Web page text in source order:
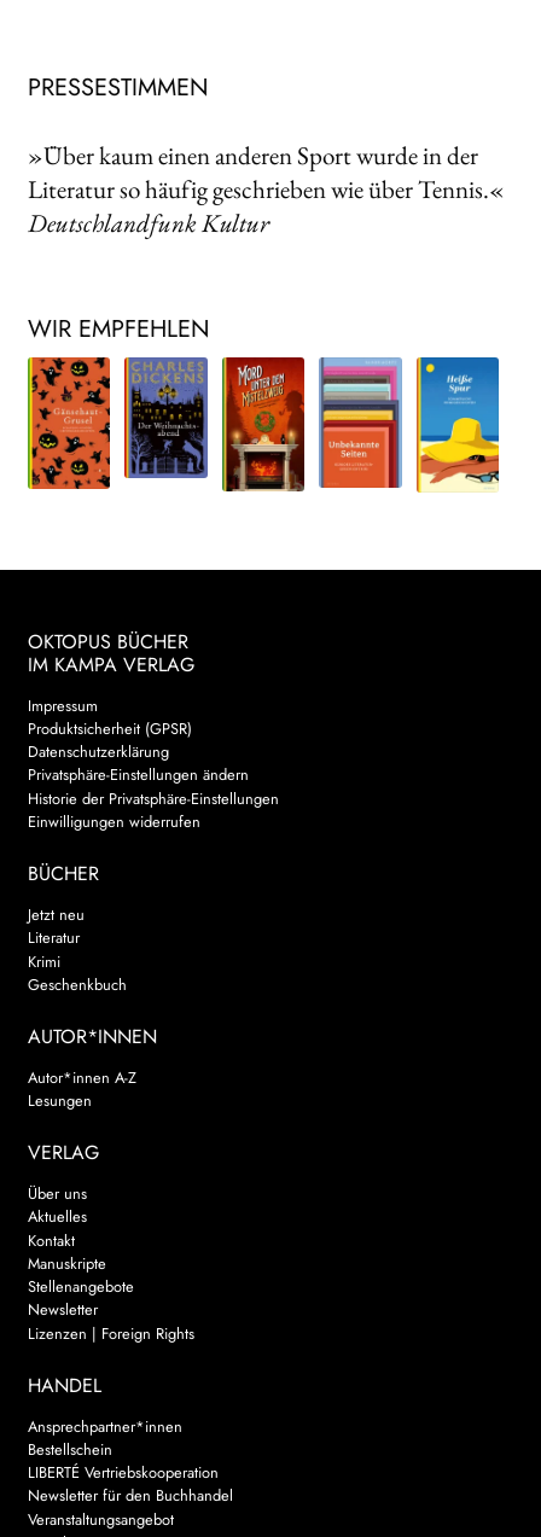
PRESSESTIMMEN
»Über kaum einen anderen Sport wurde in der
Literatur so häufig geschrieben wie über Tennis.«
Deutschlandfunk Kultur
WIR EMPFEHLEN
OKTOPUS BÜCHER
IM KAMPA VERLAG
Impressum
Produktsicherheit (GPSR)
Datenschutzerklärung
Privatsphäre-Einstellungen ändern
Historie der Privatsphäre-Einstellungen
Einwilligungen widerrufen
BÜCHER
Jetzt neu
Literatur
Krimi
Geschenkbuch
AUTOR*INNEN
Autor*innen A-Z
Lesungen
VERLAG
Über uns
Aktuelles
Kontakt
Manuskripte
Stellenangebote
Newsletter
Lizenzen | Foreign Rights
HANDEL
Ansprechpartner*innen
Bestellschein
LIBERTÉ Vertriebskooperation
Newsletter für den Buchhandel
Veranstaltungsangebot